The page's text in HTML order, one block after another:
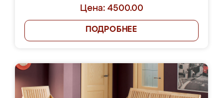
Цена: 4500.00
ПОДРОБНЕЕ